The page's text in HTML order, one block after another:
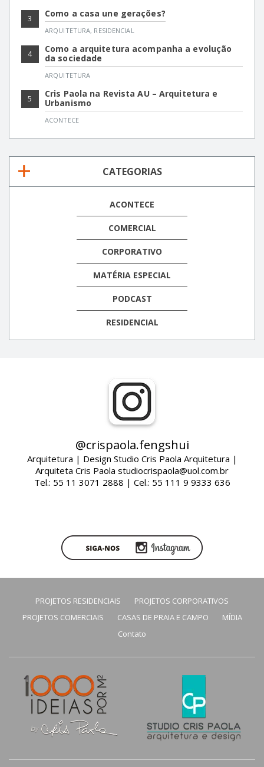
3 Como a casa une gerações?
ARQUITETURA, RESIDENCIAL
4
Como a arquitetura acompanha a evolução
da sociedade
ARQUITETURA
5
Cris Paola na Revista AU – Arquitetura e
Urbanismo
ACONTECE
CATEGORIAS
ACONTECE
COMERCIAL
CORPORATIVO
MATÉRIA ESPECIAL
PODCAST
RESIDENCIAL
@crispaola.fengshui
Arquitetura | Design Studio Cris Paola Arquitetura |
Arquiteta Cris Paola studiocrispaola@uol.com.br
Tel.: 55 11 3071 2888 | Cel.: 55 111 9 9333 636
PROJETOS RESIDENCIAIS
PROJETOS CORPORATIVOS
PROJETOS COMERCIAIS
CASAS DE PRAIA E CAMPO
MÍDIA
Contato